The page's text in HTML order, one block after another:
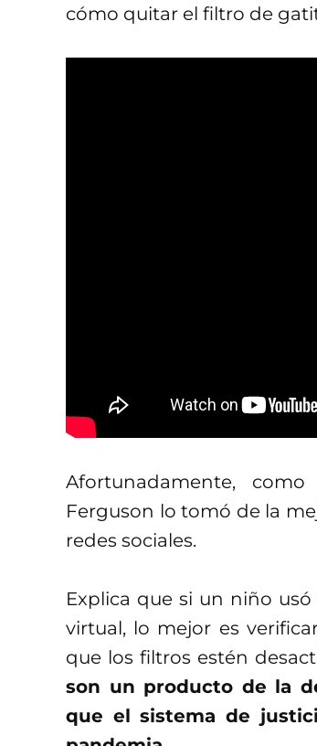
cómo quitar el filtro de
Afortunadamente,
Ferguson lo tomó de la
redes sociales.
Explica que si un niño
virtual, lo mejor es
que los filtros estén
son un producto de la
que el sistema de